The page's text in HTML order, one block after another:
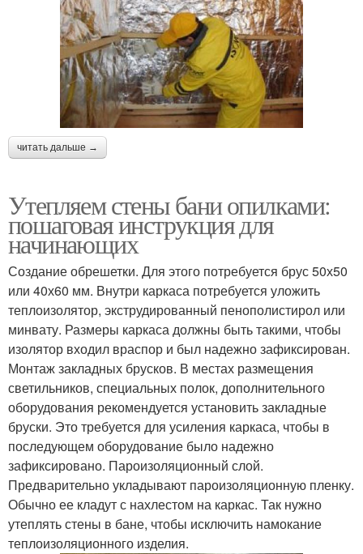
читать дальше →
Утепляем стены бани опилками:
пошаговая инструкция для
начинающих
Создание обрешетки. Для этого потребуется брус 50х50
или 40х60 мм. Внутри каркаса потребуется уложить
теплоизолятор, экструдированный пенополистирол или
минвату. Размеры каркаса должны быть такими, чтобы
изолятор входил враспор и был надежно зафиксирован.
Монтаж закладных брусков. В местах размещения
светильников, специальных полок, дополнительного
оборудования рекомендуется установить закладные
бруски. Это требуется для усиления каркаса, чтобы в
последующем оборудование было надежно
зафиксировано. Пароизоляционный слой.
Предварительно укладывают пароизоляционную пленку.
Обычно ее кладут с нахлестом на каркас. Так нужно
утеплять стены в бане, чтобы исключить намокание
теплоизоляционного изделия.